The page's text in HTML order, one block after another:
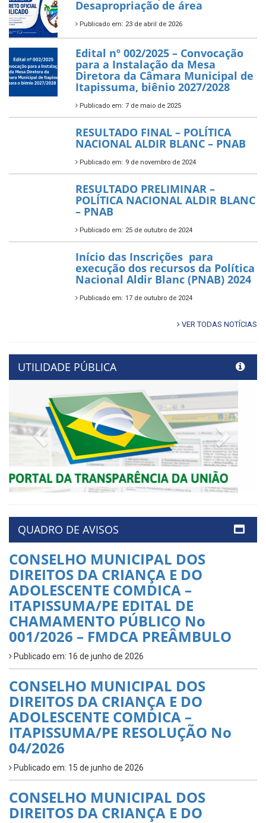
Desapropriação de área
Publicado em: 23 de abril de 2026
Edital nº 002/2025 – Convocação
para a Instalação da Mesa
Diretora da Câmara Municipal de
Itapissuma, biênio 2027/2028
Publicado em: 7 de maio de 2025
RESULTADO FINAL – POLÍTICA
NACIONAL ALDIR BLANC – PNAB
Publicado em: 9 de novembro de 2024
RESULTADO PRELIMINAR –
POLÍTICA NACIONAL ALDIR BLANC
– PNAB
Publicado em: 25 de outubro de 2024
Início das Inscrições para
execução dos recursos da Política
Nacional Aldir Blanc (PNAB) 2024
Publicado em: 17 de outubro de 2024
VER TODAS NOTÍCIAS
UTILIDADE PÚBLICA
Previous
QUADRO DE AVISOS
CONSELHO MUNICIPAL DOS
DIREITOS DA CRIANÇA E DO
ADOLESCENTE COMDICA –
ITAPISSUMA/PE EDITAL DE
CHAMAMENTO PÚBLICO No
001/2026 – FMDCA PREÂMBULO
Publicado em: 16 de junho de 2026
CONSELHO MUNICIPAL DOS
DIREITOS DA CRIANÇA E DO
ADOLESCENTE COMDICA –
ITAPISSUMA/PE RESOLUÇÃO No
04/2026
Publicado em: 15 de junho de 2026
CONSELHO MUNICIPAL DOS
DIREITOS DA CRIANÇA E DO